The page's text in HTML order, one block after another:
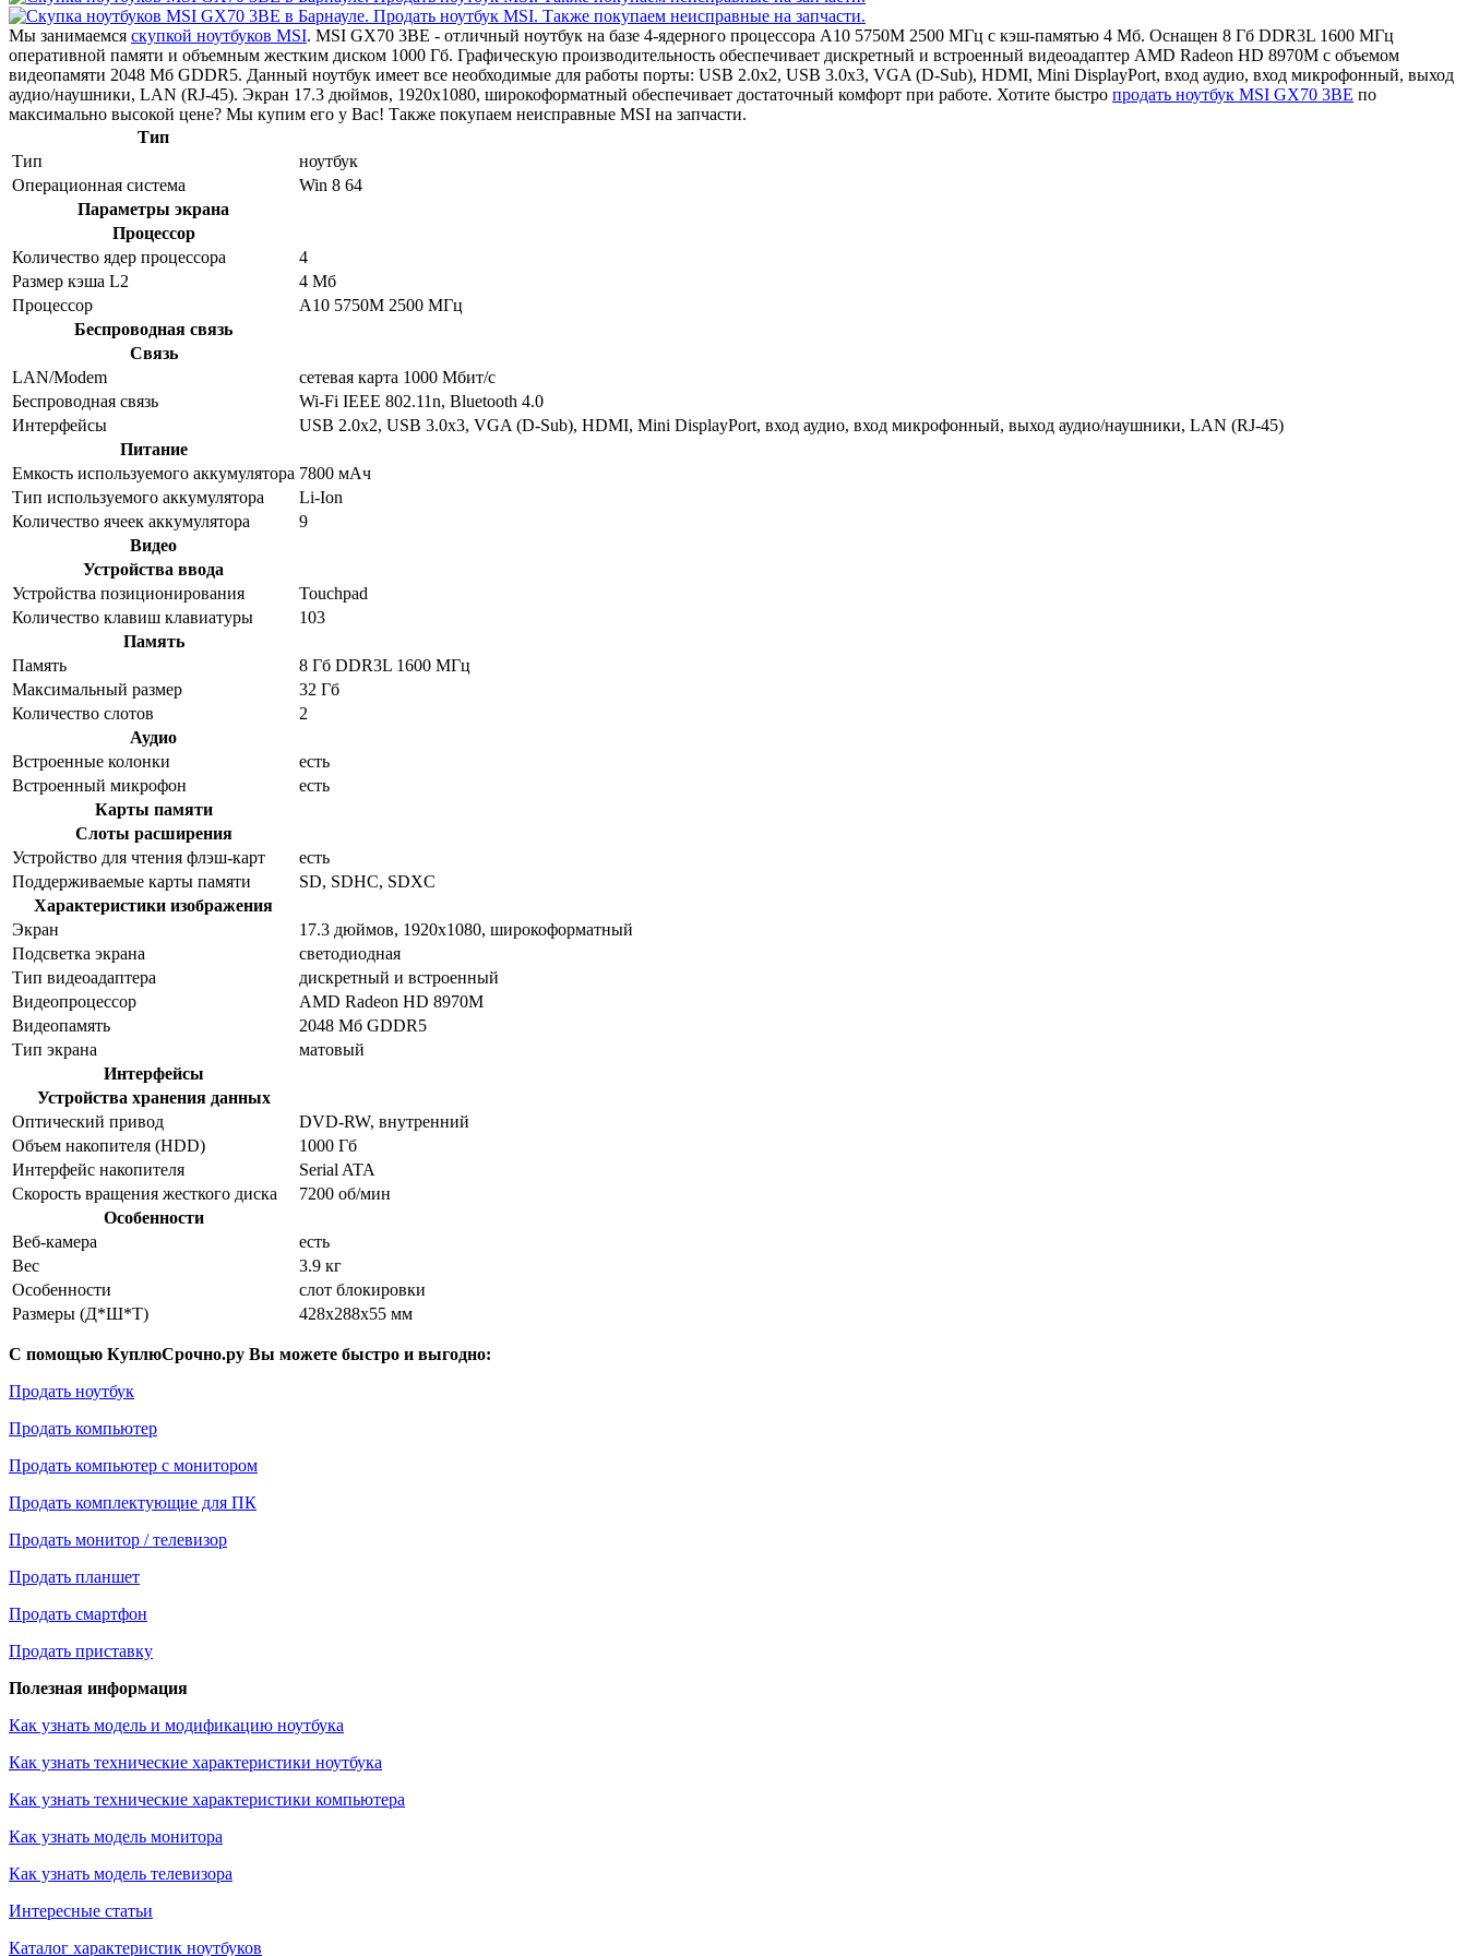
Мы занимаемся скупкой ноутбуков MSI. MSI GX70 3BE - отличный ноутбук на базе 4-ядерного процессора A10 5750M 2500 МГц с кэш-памятью 4 Мб. Оснащен 8 Гб DDR3L 1600 МГц
оперативной памяти и объемным жестким диском 1000 Гб. Графическую производительность обеспечивает дискретный и встроенный видеоадаптер AMD Radeon HD 8970M с объемом
видеопамяти 2048 Мб GDDR5. Данный ноутбук имеет все необходимые для работы порты: USB 2.0x2, USB 3.0x3, VGA (D-Sub), HDMI, Mini DisplayPort, вход аудио, вход микрофонный, выход
аудио/наушники, LAN (RJ-45). Экран 17.3 дюймов, 1920x1080, широкоформатный обеспечивает достаточный комфорт при работе. Хотите быстро продать ноутбук MSI GX70 3BE по
максимально высокой цене? Мы купим его у Вас! Также покупаем неисправные MSI на запчасти.
Тип
Тип
ноутбук
Операционная система
Win 8 64
Параметры экрана
Процессор
Количество ядер процессора
4
Размер кэша L2
4 Мб
Процессор
A10 5750M 2500 МГц
Беспроводная связь
Связь
LAN/Modem
сетевая карта 1000 Мбит/c
Беспроводная связь
Wi-Fi IEEE 802.11n, Bluetooth 4.0
Интерфейсы
USB 2.0x2, USB 3.0x3, VGA (D-Sub), HDMI, Mini DisplayPort, вход аудио, вход микрофонный, выход аудио/наушники, LAN (RJ-45)
Питание
Емкость используемого аккумулятора 7800 мАч
Тип используемого аккумулятора
Li-Ion
Количество ячеек аккумулятора
9
Видео
Устройства ввода
Устройства позиционирования
Touchpad
Количество клавиш клавиатуры
103
Память
Память
8 Гб DDR3L 1600 МГц
Максимальный размер
32 Гб
Количество слотов
2
Аудио
Встроенные колонки
есть
Встроенный микрофон
есть
Карты памяти
Слоты расширения
Устройство для чтения флэш-карт
есть
Поддерживаемые карты памяти
SD, SDHC, SDXC
Характеристики изображения
Экран
17.3 дюймов, 1920x1080, широкоформатный
Подсветка экрана
светодиодная
Тип видеоадаптера
дискретный и встроенный
Видеопроцессор
AMD Radeon HD 8970M
Видеопамять
2048 Мб GDDR5
Тип экрана
матовый
Интерфейсы
Устройства хранения данных
Оптический привод
DVD-RW, внутренний
Объем накопителя (HDD)
1000 Гб
Интерфейс накопителя
Serial ATA
Скорость вращения жесткого диска
7200 об/мин
Особенности
Веб-камера
есть
Вес
3.9 кг
Особенности
слот блокировки
Размеры (Д*Ш*Т)
428x288x55 мм
С помощью КуплюСрочно.ру Вы можете быстро и выгодно:
Продать ноутбук
Продать компьютер
Продать компьютер с монитором
Продать комплектующие для ПК
Продать монитор / телевизор
Продать планшет
Продать смартфон
Продать приставку
Полезная информация
Как узнать модель и модификацию ноутбука
Как узнать технические характеристики ноутбука
Как узнать технические характеристики компьютера
Как узнать модель монитора
Как узнать модель телевизора
Интересные статьи
Каталог характеристик ноутбуков